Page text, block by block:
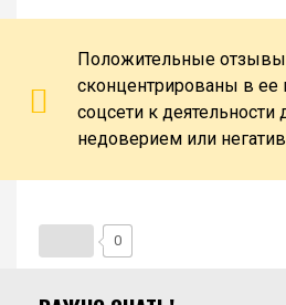
Положительные отзывы
сконцентрированы в ее
соцсети к деятельности
недоверием или
0